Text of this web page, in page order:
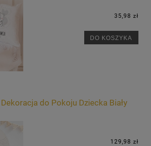
35,98 zł
DO KOSZYKA
do Pokoju Dziecka Biały
129,98 zł